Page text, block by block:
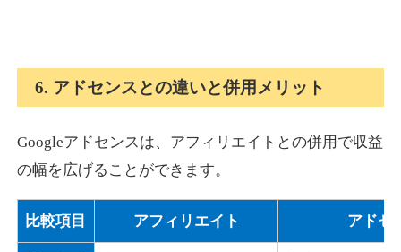
6. アドセンスとの違いと併用メリット
Googleアドセンスは、アフィリエイトとの併用で収益
の幅を広げることができます。
比較項目 アフィリエイト アドセ